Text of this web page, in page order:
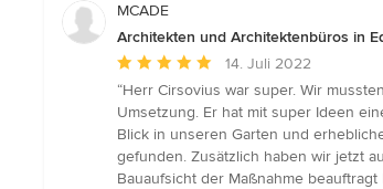
MCADE
Architekten und Architektenbüros in
Durchschnittliche
Bewertung:
5
von
5
Sternen
14. Juli 2022
“Herr Cirsovius war super. Wir
Umsetzung. Er hat mit super Ideen
Blick in unseren Garten und
gefunden. Zusätzlich haben wir jetzt
Bauaufsicht der Maßnahme